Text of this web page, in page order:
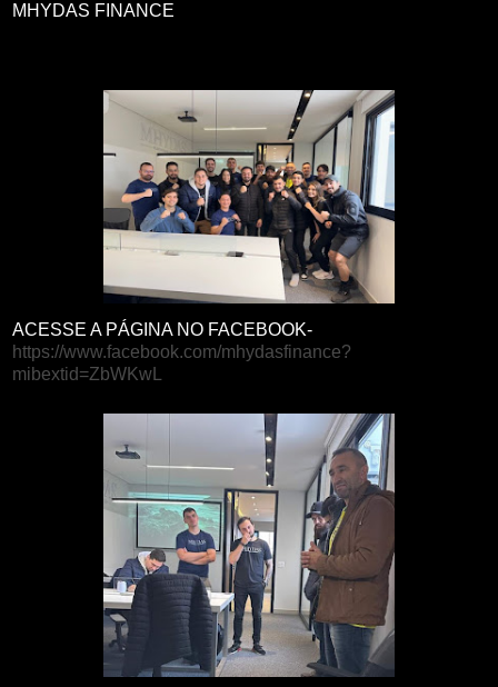
MHYDAS FINANCE
ACESSE A PÁGINA NO FACEBOOK-
https://www.facebook.com/mhydasfinance?
mibextid=ZbWKwL